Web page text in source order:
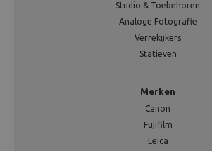
Studio & Toebehoren
Analoge Fotografie
Verrekijkers
Statieven
Merken
Canon
Fujifilm
Leica